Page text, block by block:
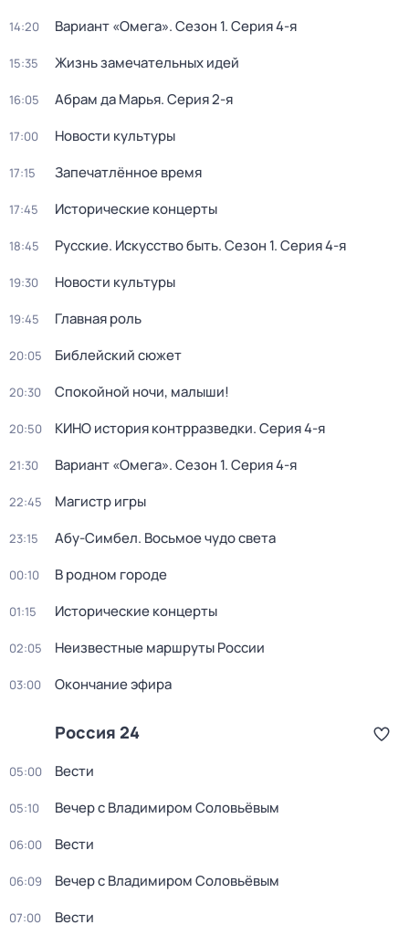
14:20 Вариант «Омега». Сезон 1. Серия 4-я
15:35 Жизнь замечательных идей
16:05 Абрам да Марья. Серия 2-я
17:00 Новости культуры
17:15 Запечатлённое время
17:45 Исторические концерты
18:45 Русские. Искусство быть. Сезон 1. Серия 4-я
19:30 Новости культуры
19:45 Главная роль
20:05 Библейский сюжет
20:30 Спокойной ночи, малыши!
20:50 КИНО история контрразведки. Серия 4-я
21:30 Вариант «Омега». Сезон 1. Серия 4-я
22:45 Магистр игры
23:15 Абу-Симбел. Восьмое чудо света
00:10 В родном городе
01:15 Исторические концерты
02:05 Неизвестные маршруты России
03:00 Окончание эфира
Россия 24
05:00 Вести
05:10 Вечер с Владимиром Соловьёвым
06:00 Вести
06:09 Вечер с Владимиром Соловьёвым
07:00 Вести